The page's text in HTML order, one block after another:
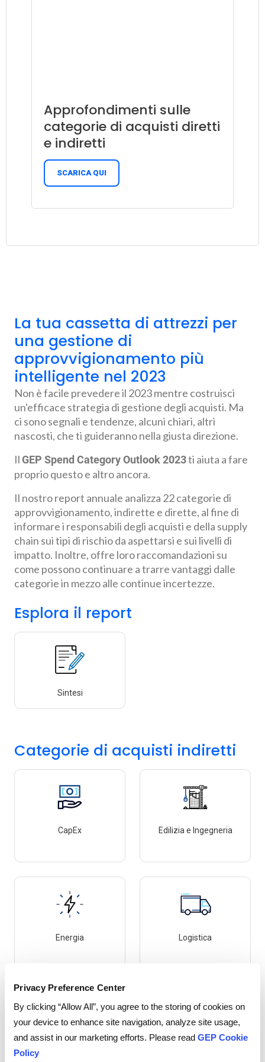
Privacy Preference Center
By clicking “Allow All”, you agree to the storing of cookies on
your device to enhance site navigation, analyze site usage,
and assist in our marketing efforts. Please read GEP Cookie
Policy
Approfondimenti sulle
categorie di acquisti diretti
e indiretti
SCARICA QUI
La tua cassetta di attrezzi per
una gestione di
approvvigionamento più
intelligente nel 2023
Non è facile prevedere il 2023 mentre costruisci
un'efficace strategia di gestione degli acquisti. Ma
ci sono segnali e tendenze, alcuni chiari, altri
nascosti, che ti guideranno nella giusta direzione.
Il GEP Spend Category Outlook 2023ti aiuta a fare
proprio questo e altro ancora.
Il nostro report annuale analizza 22 categorie di
approvvigionamento, indirette e dirette, al fine di
informare i responsabili degli acquisti e della supply
chain sui tipi di rischio da aspettarsi e sui livelli di
impatto. Inoltre, offre loro raccomandazioni su
come possono continuare a trarre vantaggi dalle
categorie in mezzo alle continue incertezze.
Esplora il report
Sintesi
Categorie di acquisti indiretti
CapEx Edilizia e Ingegneria
Energia Logistica